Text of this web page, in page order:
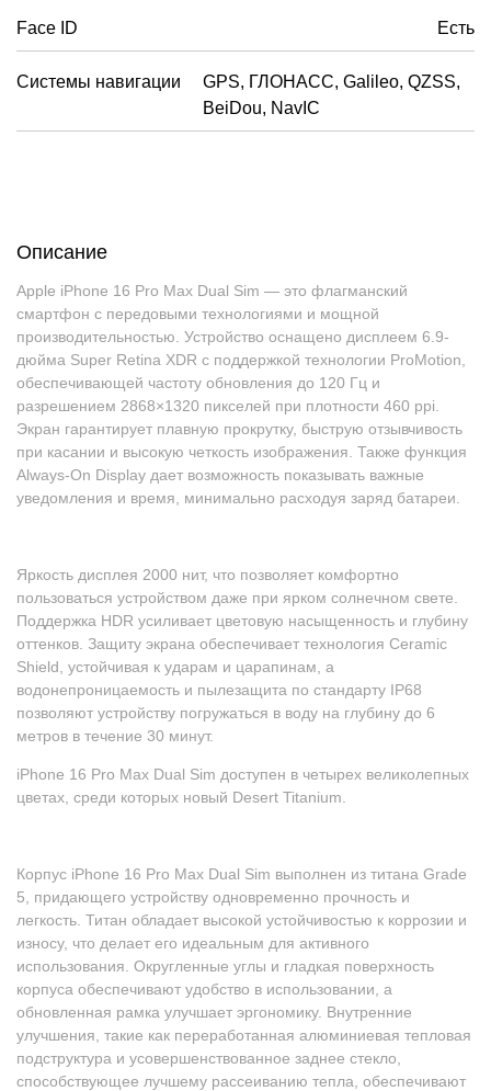
Face ID Есть
Системы навигации
GPS, ГЛОНАСС, Galileo, QZSS,
BeiDou, NavIC
Описание
Apple iPhone 16 Pro Max Dual Sim — это флагманский
смартфон с передовыми технологиями и мощной
производительностью. Устройство оснащено дисплеем 6.9-
дюйма Super Retina XDR с поддержкой технологии ProMotion,
обеспечивающей частоту обновления до 120 Гц и
разрешением 2868×1320 пикселей при плотности 460 ppi.
Экран гарантирует плавную прокрутку, быструю отзывчивость
при касании и высокую четкость изображения. Также функция
Always-On Display дает возможность показывать важные
уведомления и время, минимально расходуя заряд батареи.
Яркость дисплея 2000 нит, что позволяет комфортно
пользоваться устройством даже при ярком солнечном свете.
Поддержка HDR усиливает цветовую насыщенность и глубину
оттенков. Защиту экрана обеспечивает технология Ceramic
Shield, устойчивая к ударам и царапинам, а
водонепроницаемость и пылезащита по стандарту IP68
позволяют устройству погружаться в воду на глубину до 6
метров в течение 30 минут.
iPhone 16 Pro Max Dual Sim доступен в четырех великолепных
цветах, среди которых новый Desert Titanium.
Корпус iPhone 16 Pro Max Dual Sim выполнен из титана Grade
5, придающего устройству одновременно прочность и
легкость. Титан обладает высокой устойчивостью к коррозии и
износу, что делает его идеальным для активного
использования. Округленные углы и гладкая поверхность
корпуса обеспечивают удобство в использовании, а
обновленная рамка улучшает эргономику. Внутренние
улучшения, такие как переработанная алюминиевая тепловая
подструктура и усовершенствованное заднее стекло,
способствующее лучшему рассеиванию тепла, обеспечивают